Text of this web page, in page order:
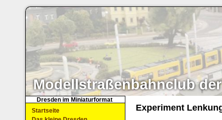
Modellstraßenbahnclub der
Experiment
Dresden im Miniaturformat
Startseite